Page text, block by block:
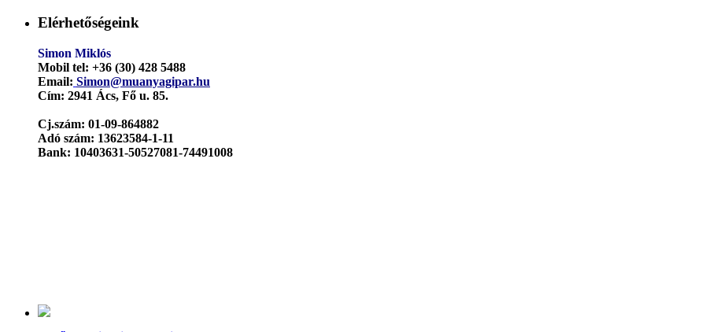
Elérhetőségeink
Simon Miklós
Mobil tel: +36 (30) 428 5488
Email: Simon@muanyagipar.hu
Cím: 2941 Ács, Fő u. 85.
Cj.szám: 01-09-864882
Adó szám: 13623584-1-11
Bank: 10403631-50527081-74491008